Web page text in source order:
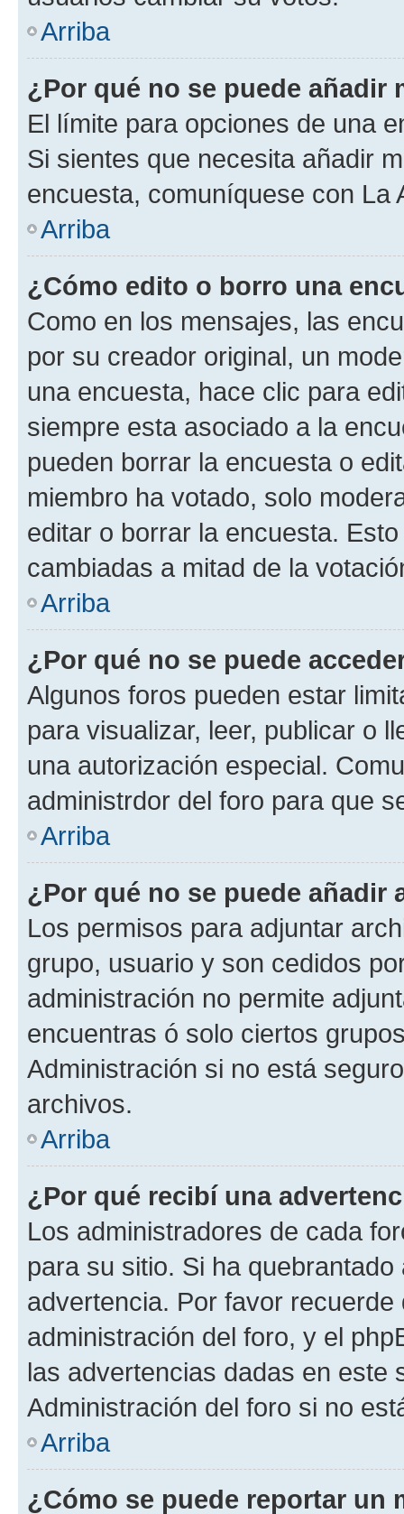
Arriba
¿Por qué no se puede añadir
El límite para opciones de una
Si sientes que necesita añadir
encuesta, comuníquese con La
Arriba
¿Cómo edito o borro una
Como en los mensajes, las
por su creador original, un
una encuesta, hace clic para
siempre esta asociado a la
pueden borrar la encuesta o
miembro ha votado, solo
editar o borrar la encuesta.
cambiadas a mitad de la
Arriba
¿Por qué no se puede
Algunos foros pueden estar
para visualizar, leer, publicar o
una autorización especial.
administrdor del foro para que
Arriba
¿Por qué no se puede añadir
Los permisos para adjuntar
grupo, usuario y son cedidos
administración no permite
encuentras ó solo ciertos
Administración si no está
archivos.
Arriba
¿Por qué recibí una
Los administradores de cada
para su sitio. Si ha
advertencia. Por favor
administración del foro, y el
las advertencias dadas en este
Administración del foro si no
Arriba
¿Cómo se puede reportar un